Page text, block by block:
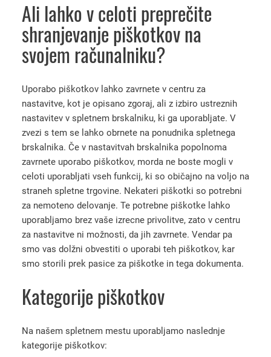
Ali lahko v celoti preprečite
shranjevanje piškotkov na
svojem računalniku?
Uporabo piškotkov lahko zavrnete v centru za
nastavitve, kot je opisano zgoraj, ali z izbiro ustreznih
nastavitev v spletnem brskalniku, ki ga uporabljate. V
zvezi s tem se lahko obrnete na ponudnika spletnega
brskalnika. Če v nastavitvah brskalnika popolnoma
zavrnete uporabo piškotkov, morda ne boste mogli v
celoti uporabljati vseh funkcij, ki so običajno na voljo na
straneh spletne trgovine. Nekateri piškotki so potrebni
za nemoteno delovanje. Te potrebne piškotke lahko
uporabljamo brez vaše izrecne privolitve, zato v centru
za nastavitve ni možnosti, da jih zavrnete. Vendar pa
smo vas dolžni obvestiti o uporabi teh piškotkov, kar
smo storili prek pasice za piškotke in tega dokumenta.
Kategorije piškotkov
Na našem spletnem mestu uporabljamo naslednje
kategorije piškotkov: